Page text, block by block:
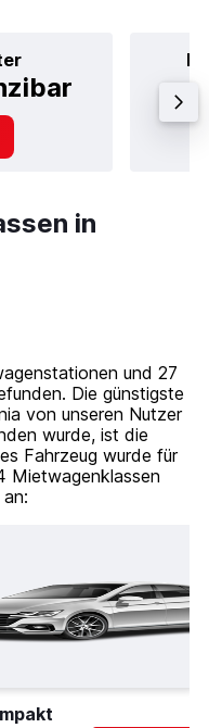
in
und 27
Die günstigste
von unseren Nutzer
wurde, ist die
Fahrzeug wurde für
Mietwagenklassen